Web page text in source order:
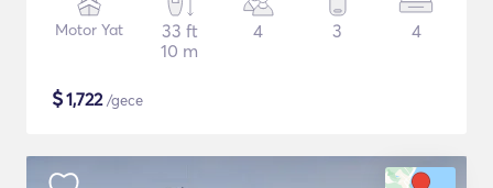
Motor Yat
33 ft
10 m
4 3 4
$1,722/gece